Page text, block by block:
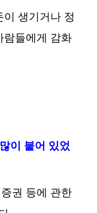
생기거나 정
람들에게 감화
이 붙어 있었
권 등에 관한